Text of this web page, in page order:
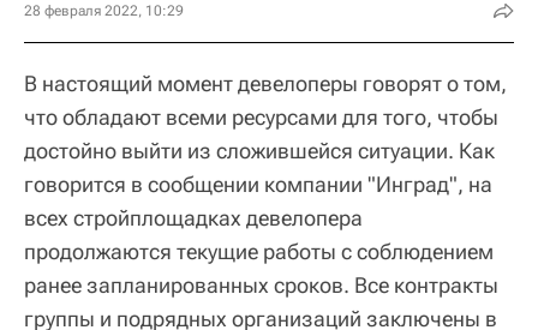
28 февраля 2022, 10:29
В настоящий момент девелоперы говорят о том,
что обладают всеми ресурсами для того, чтобы
достойно выйти из сложившейся ситуации. Как
говорится в сообщении компании "Инград", на
всех стройплощадках девелопера
продолжаются текущие работы с соблюдением
ранее запланированных сроков. Все контракты
группы и подрядных организаций заключены в